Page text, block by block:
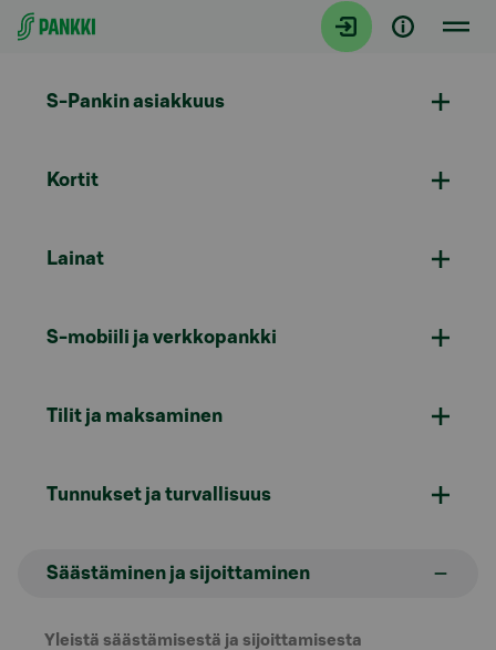
Siirry suoraan sisältöön
S-Pankin asiakkuus
Kortit
Lainat
S-mobiili ja verkkopankki
Tilit ja maksaminen
Tunnukset ja turvallisuus
Säästäminen ja sijoittaminen
Yleistä säästämisestä ja sijoittamisesta